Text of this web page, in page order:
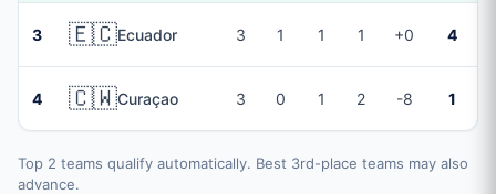
3 🇪🇨Ecuador 3 1 1 1 +0 4
4 🇨🇼Curaçao 3 0 1 2 -8 1
Top 2 teams qualify automatically. Best 3rd-place teams may also
advance.